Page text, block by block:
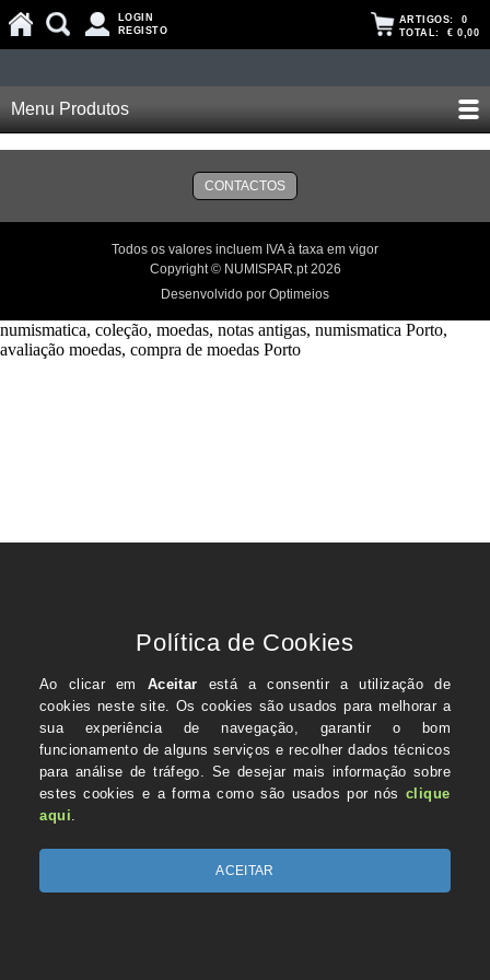
LOGIN
REGISTO
ARTIGOS: 0
TOTAL: € 0,00
Menu Produtos
CONTACTOS
Todos os valores incluem IVA à taxa em vigor
Copyright © NUMISPAR.pt 2026
Desenvolvido por Optimeios
numismatica, coleção, moedas, notas antigas, numismatica Porto,
avaliação moedas, compra de moedas Porto